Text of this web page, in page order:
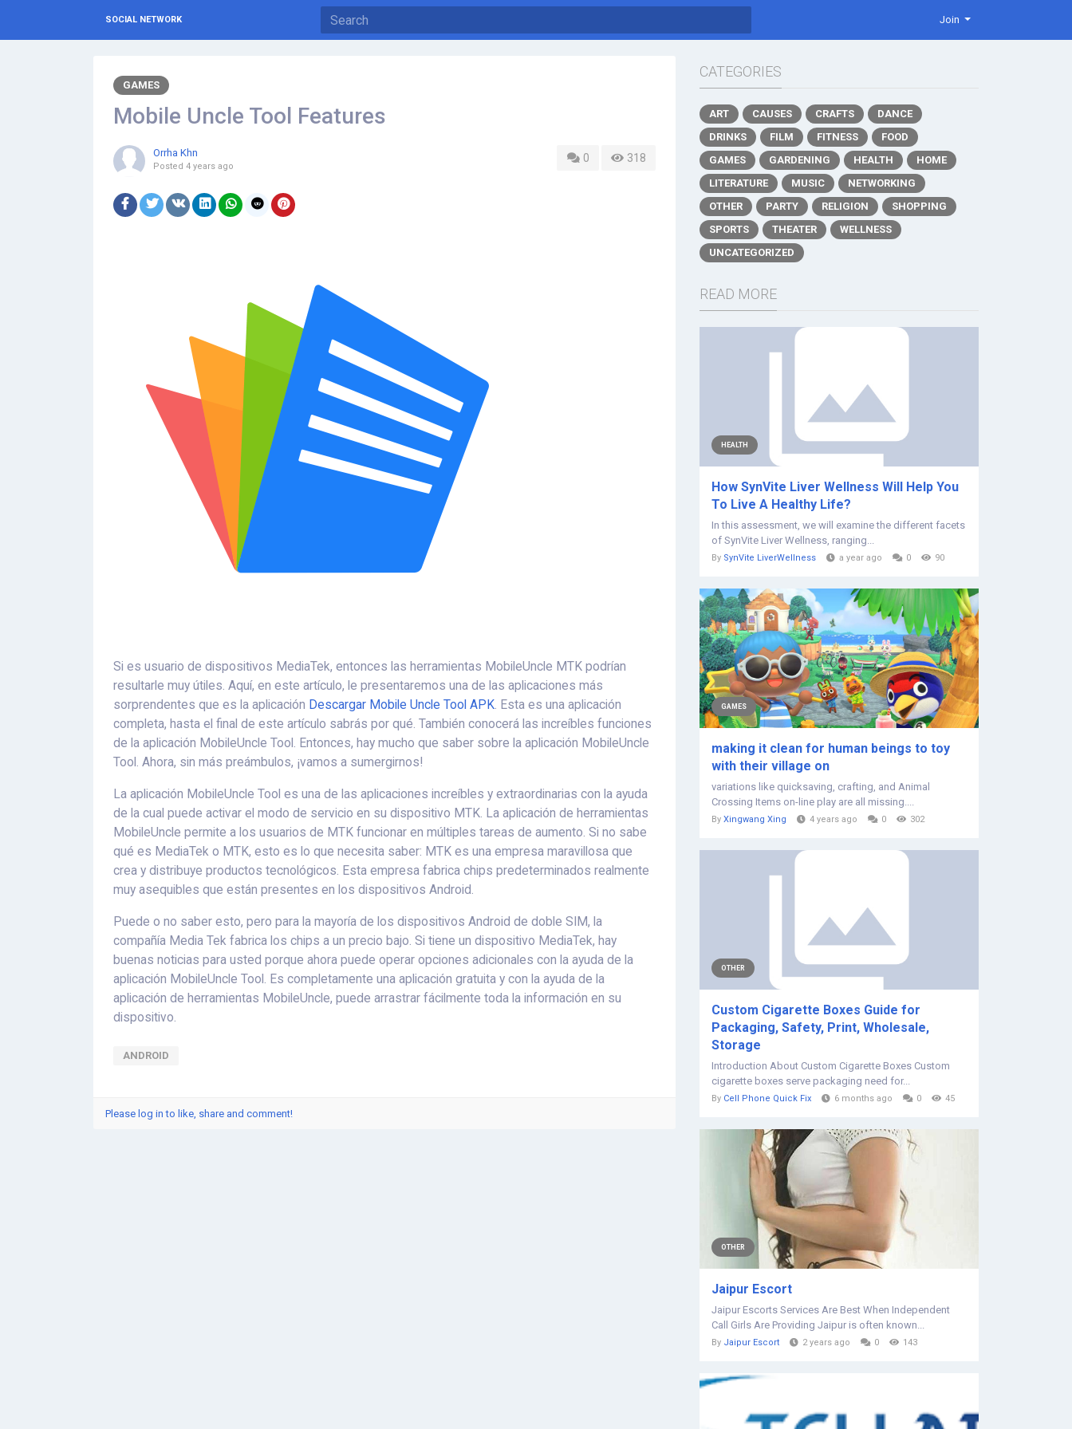
SOCIAL NETWORK Join
GAMES
Mobile Uncle Tool Features
0 318
Orrha Khn
Posted 4 years ago
Si es usuario de dispositivos MediaTek, entonces las herramientas MobileUncle MTK podrían
resultarle muy útiles. Aquí, en este artículo, le presentaremos una de las aplicaciones más
sorprendentes que es la aplicación Descargar Mobile Uncle Tool APK. Esta es una aplicación
completa, hasta el final de este artículo sabrás por qué. También conocerá las increíbles funciones
de la aplicación MobileUncle Tool. Entonces, hay mucho que saber sobre la aplicación MobileUncle
Tool. Ahora, sin más preámbulos, ¡vamos a sumergirnos!
La aplicación MobileUncle Tool es una de las aplicaciones increíbles y extraordinarias con la ayuda
de la cual puede activar el modo de servicio en su dispositivo MTK. La aplicación de herramientas
MobileUncle permite a los usuarios de MTK funcionar en múltiples tareas de aumento. Si no sabe
qué es MediaTek o MTK, esto es lo que necesita saber: MTK es una empresa maravillosa que
crea y distribuye productos tecnológicos. Esta empresa fabrica chips predeterminados realmente
muy asequibles que están presentes en los dispositivos Android.
Puede o no saber esto, pero para la mayoría de los dispositivos Android de doble SIM, la
compañía Media Tek fabrica los chips a un precio bajo. Si tiene un dispositivo MediaTek, hay
buenas noticias para usted porque ahora puede operar opciones adicionales con la ayuda de la
aplicación MobileUncle Tool. Es completamente una aplicación gratuita y con la ayuda de la
aplicación de herramientas MobileUncle, puede arrastrar fácilmente toda la información en su
dispositivo.
ANDROID
Please log in to like, share and comment!
CATEGORIES
ART CAUSES CRAFTS
DANCE
DRINKS
FILM FITNESS
FOOD
GAMES
GARDENING HEALTH
HOME
LITERATURE
MUSIC
NETWORKING
OTHER
PARTY RELIGION
SHOPPING
SPORTS
THEATER
WELLNESS
UNCATEGORIZED
READ MORE
HEALTH
How SynVite Liver Wellness Will Help You
To Live A Healthy Life?
In this assessment, we will examine the different facets
of SynVite Liver Wellness, ranging...
By SynVite LiverWellness a year ago 0 90
GAMES
making it clean for human beings to toy
with their village on
variations like quicksaving, crafting, and Animal
Crossing Items on-line play are all missing....
By Xingwang Xing 4 years ago 0 302
OTHER
Custom Cigarette Boxes Guide for
Packaging, Safety, Print, Wholesale,
Storage
Introduction About Custom Cigarette Boxes Custom
cigarette boxes serve packaging need for...
By Cell Phone Quick Fix 6 months ago 0 45
OTHER
Jaipur Escort
Jaipur Escorts Services Are Best When Independent
Call Girls Are Providing Jaipur is often known...
By Jaipur Escort 2 years ago 0 143